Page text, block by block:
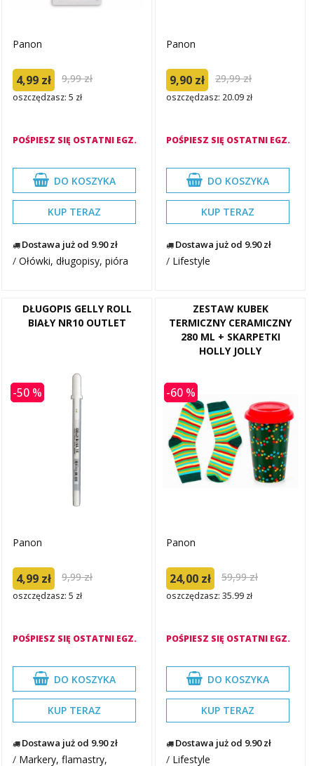
Panon
4,99 zł 9,99 zł
oszczędzasz: 5 zł
POŚPIESZ SIĘ OSTATNI EGZ.
DO KOSZYKA
KUP TERAZ
Dostawa już od 9.90 zł
/ Ołówki, długopisy, pióra
Panon
9,90 zł 29,99 zł
oszczędzasz: 20.09 zł
POŚPIESZ SIĘ OSTATNI EGZ.
DO KOSZYKA
KUP TERAZ
Dostawa już od 9.90 zł
/ Lifestyle
DŁUGOPIS GELLY ROLL
BIAŁY NR10 OUTLET
-50 %
Panon
4,99 zł 9,99 zł
oszczędzasz: 5 zł
POŚPIESZ SIĘ OSTATNI EGZ.
DO KOSZYKA
KUP TERAZ
Dostawa już od 9.90 zł
/ Markery, flamastry,
ZESTAW KUBEK
TERMICZNY CERAMICZNY
280 ML + SKARPETKI
HOLLY JOLLY
-60 %
Panon
24,00 zł 59,99 zł
oszczędzasz: 35.99 zł
POŚPIESZ SIĘ OSTATNI EGZ.
DO KOSZYKA
KUP TERAZ
Dostawa już od 9.90 zł
/ Lifestyle